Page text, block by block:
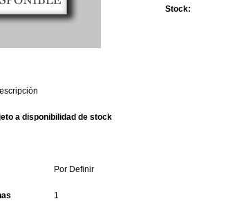
Stock:
a disponibilidad de stock
Por Definir
1